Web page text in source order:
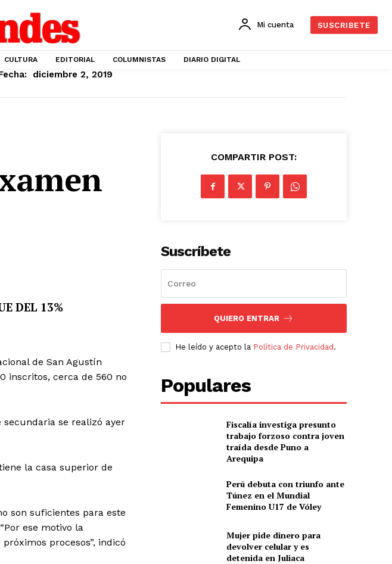
Mi cuenta SUSCRIBETE
CULTURA EDITORIAL COLUMNISTAS DIARIO DIGITAL
diciembre 2, 2019
DEL 13%
de San Agustín
inscritos, cerca de 560 no
se realizó ayer
la casa superior de
son suficientes para este
ese motivo la
procesos”, indicó
COMPARTIR POST:
Suscríbete
QUIERO ENTRAR
He leído y acepto la Política de Privacidad .
Populares
Fiscalía investiga presunto
trabajo forzoso contra joven
traída desde Puno a
Arequipa
Perú debuta con triunfo ante
Túnez en el Mundial
Femenino U17 de Vóley
Mujer pide dinero para
devolver celular y es
detenida en Juliaca